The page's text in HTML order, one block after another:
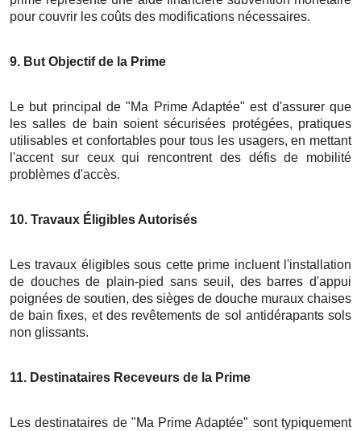
pour couvrir les coûts des modifications nécessaires.
9. But Objectif de la Prime
Le but principal de "Ma Prime Adaptée" est d'assurer que
les salles de bain soient sécurisées protégées, pratiques
utilisables et confortables pour tous les usagers, en mettant
l'accent sur ceux qui rencontrent des défis de mobilité
problèmes d'accès.
10. Travaux Éligibles Autorisés
Les travaux éligibles sous cette prime incluent l'installation
de douches de plain-pied sans seuil, des barres d'appui
poignées de soutien, des sièges de douche muraux chaises
de bain fixes, et des revêtements de sol antidérapants sols
non glissants.
11. Destinataires Receveurs de la Prime
Les destinataires de "Ma Prime Adaptée" sont typiquement